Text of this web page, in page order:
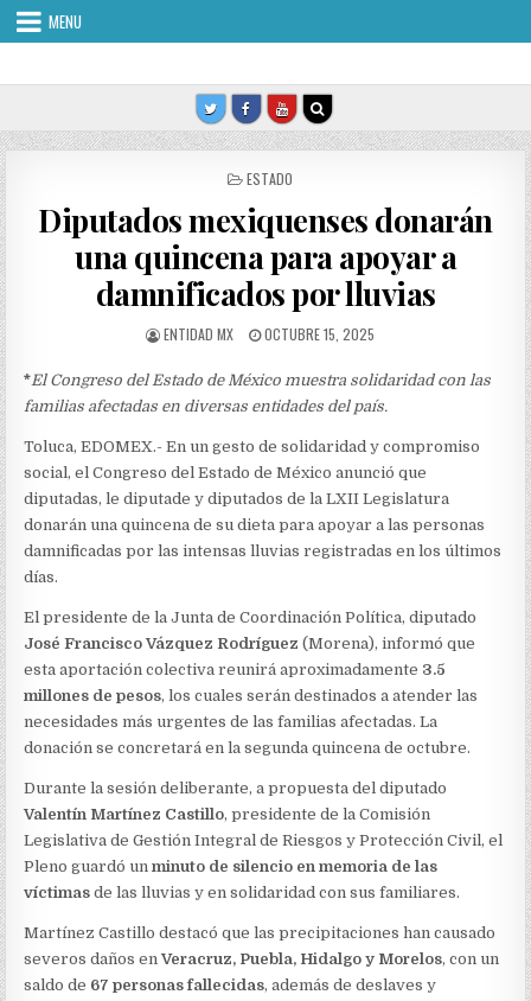
Skip
MENU
POSTED
ESTADO
Diputados mexiquenses donarán
una quincena para apoyar a
damnificados por lluvias
AUTHOR:
ENTIDAD MX
PUBLISHED
OCTUBRE 15, 2025
*El Congreso del Estado de México muestra solidaridad con las
familias afectadas en diversas entidades del país.
Toluca, EDOMEX.- En un gesto de solidaridad y compromiso
social, el Congreso del Estado de México anunció que
diputadas, le diputade y diputados de la LXII Legislatura
donarán una quincena de su dieta para apoyar a las personas
damnificadas por las intensas lluvias registradas en los últimos
días.
El presidente de la Junta de Coordinación Política, diputado
José Francisco Vázquez Rodríguez (Morena), informó que
esta aportación colectiva reunirá aproximadamente 3.5
millones de pesos, los cuales serán destinados a atender las
necesidades más urgentes de las familias afectadas. La
donación se concretará en la segunda quincena de octubre.
Durante la sesión deliberante, a propuesta del diputado
Valentín Martínez Castillo, presidente de la Comisión
Legislativa de Gestión Integral de Riesgos y Protección Civil, el
Pleno guardó unminuto de silencio en memoria de las
víctimas de las lluvias y en solidaridad con sus familiares.
Martínez Castillo destacó que las precipitaciones han causado
severos daños enVeracruz, Puebla, Hidalgo y Morelos, con un
saldo de 67 personas fallecidas, además de deslaves y